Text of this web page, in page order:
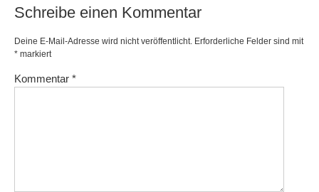
Schreibe einen Kommentar
Deine E-Mail-Adresse wird nicht veröffentlicht. Erforderliche Felder sind mit
* markiert
Kommentar *